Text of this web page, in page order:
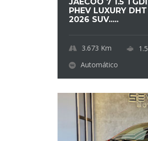
PHEV LUXURY DHT
2026 SUV.....
3.673 Km 1.5
Automático